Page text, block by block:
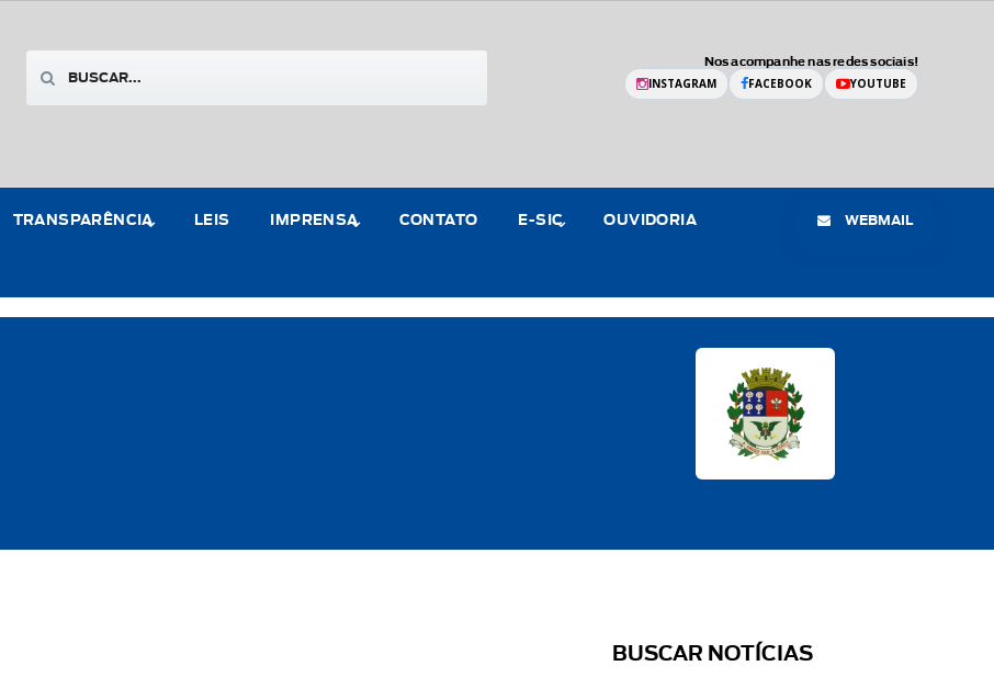
Nos acompanhe nas redes sociais!
INSTAGRAM FACEBOOK YOUTUBE
TRANSPARÊNCIA LEIS IMPRENSA CONTATO E-SIC OUVIDORIA WEBMAIL
BUSCAR NOTÍCIAS